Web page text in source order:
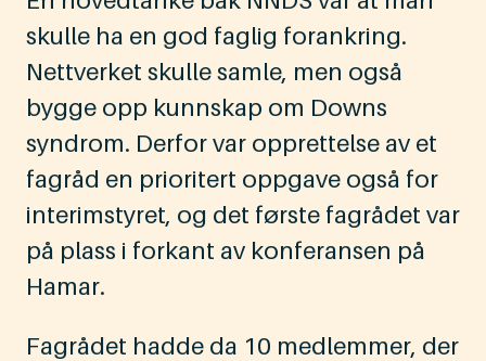
skulle ha en god faglig forankring.
Nettverket skulle samle, men også
bygge opp kunnskap om Downs
syndrom. Derfor var opprettelse av et
fagråd en prioritert oppgave også for
interimstyret, og det første fagrådet var
på plass i forkant av konferansen på
Hamar.
Fagrådet hadde da 10 medlemmer, der